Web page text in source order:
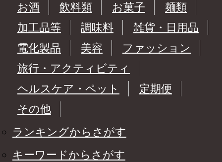
お酒
飲料類 お菓子
麺類
加工品等
調味料
雑貨・日用品
電化製品
美容
ファッション
旅行・アクティビティ
ヘルスケア・ペット
定期便
その他
ランキングからさがす
キーワードからさがす